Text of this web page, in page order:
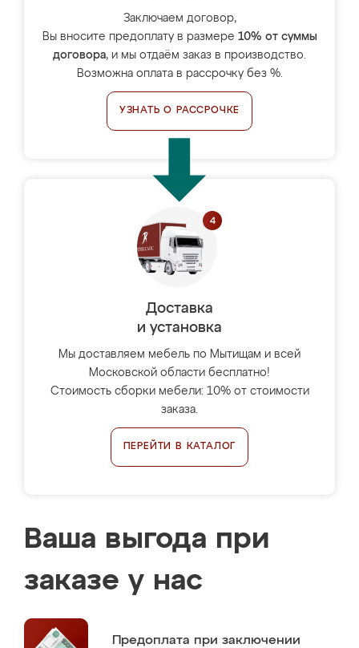
Заключаем договор,
Вы вносите предоплату в размере 10% от суммы
договора, и мы отдаём заказ в производство.
Возможна оплата в рассрочку без %.
УЗНАТЬ О РАССРОЧКЕ
Доставка
и установка
Мы доставляем мебель по Мытищам и всей
Московской области бесплатно!
Стоимость сборки мебели: 10% от стоимости
заказа.
ПЕРЕЙТИ В КАТАЛОГ
Ваша выгода при
заказе у нас
Предоплата при заключении